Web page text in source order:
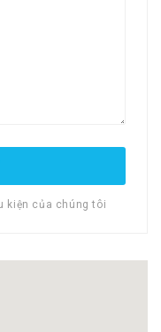
kiện của chúng tôi